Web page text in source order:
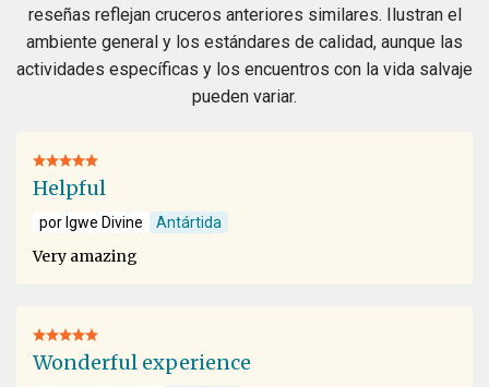
reseñas reflejan cruceros anteriores similares. Ilustran el
ambiente general y los estándares de calidad, aunque las
actividades específicas y los encuentros con la vida salvaje
pueden variar.
Helpful
por Igwe Divine Antártida
Very amazing
Wonderful experience